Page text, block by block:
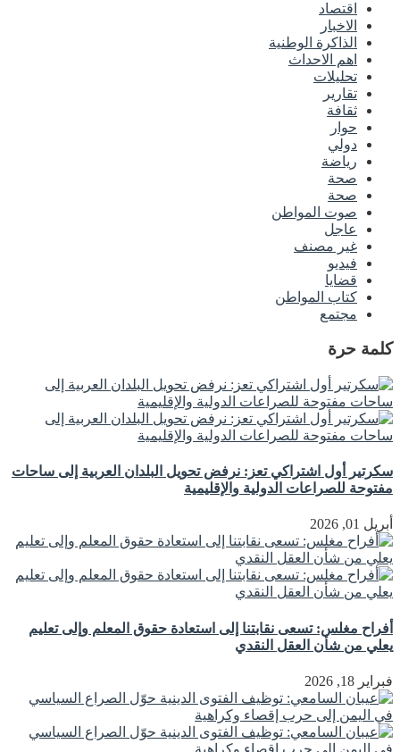
اقتصاد
الاخبار
الذاكرة الوطنية
اهم الاحداث
تحليلات
تقارير
ثقافة
حوار
دولي
رياضة
صحة
صحة
صوت المواطن
عاجل
غير مصنف
فيديو
قضايا
كتاب المواطن
مجتمع
كلمة حرة
سكرتير أول اشتراكي تعز: نرفض تحويل البلدان العربية إلى ساحات
مفتوحة للصراعات الدولية والإقليمية
أبريل 01, 2026
أفراح مغلس: تسعى نقابتنا إلى استعادة حقوق المعلم وإلى تعليم
يعلي من شأن العقل النقدي
فبراير 18, 2026